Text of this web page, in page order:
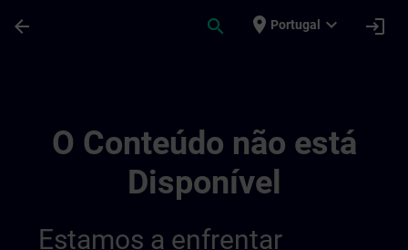
arrow_back search place Portugal expand_more login
O Conteúdo não está
Disponível
Estamos a enfrentar